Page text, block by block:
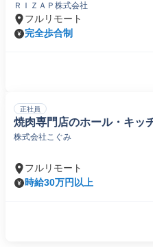
ＲＩＺＡＰ株式会社
フルリモート
完全歩合制
正社員
焼肉専門店のホール・キッ
株式会社こぐみ
フルリモート
時給30万円以上